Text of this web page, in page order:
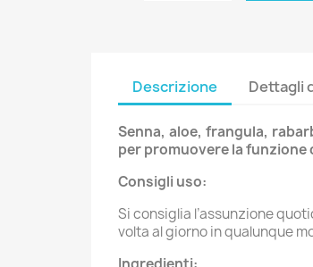
Descrizione Dettagli
Senna, aloe, frangula,
per promuovere la funzione
Consigli uso:
Si consiglia l’assunzione
volta al giorno in qualunque